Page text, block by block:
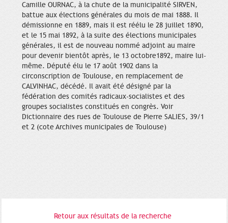
Camille OURNAC, à la chute de la municipalité SIRVEN,
battue aux élections générales du mois de mai 1888. Il
démissionne en 1889, mais il est réélu le 28 juillet 1890,
et le 15 mai 1892, à la suite des élections municipales
générales, il est de nouveau nommé adjoint au maire
pour devenir bientôt après, le 13 octobre1892, maire lui-
même. Député élu le 17 août 1902 dans la
circonscription de Toulouse, en remplacement de
CALVINHAC, décédé. Il avait été désigné par la
fédération des comités radicaux-socialistes et des
groupes socialistes constitués en congrès. Voir
Dictionnaire des rues de Toulouse de Pierre SALIES, 39/1
et 2 (cote Archives municipales de Toulouse)
Retour aux résultats de la recherche